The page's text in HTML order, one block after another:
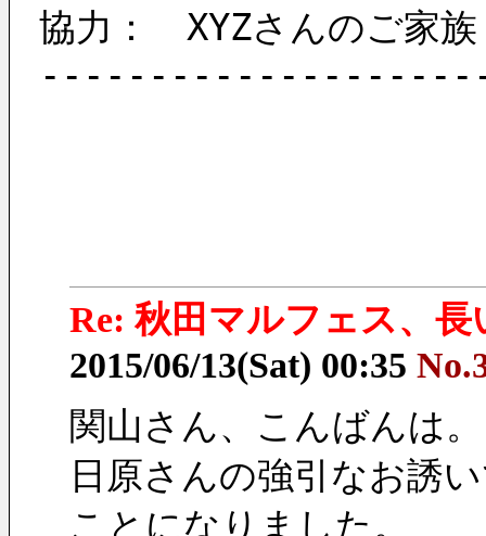
協力：　XYZさんのご家族
Re: 秋田マルフェス、
2015/06/13(Sat) 00:35
関山さん、こんばんは。
日原さんの強引なお誘
ことになりました。